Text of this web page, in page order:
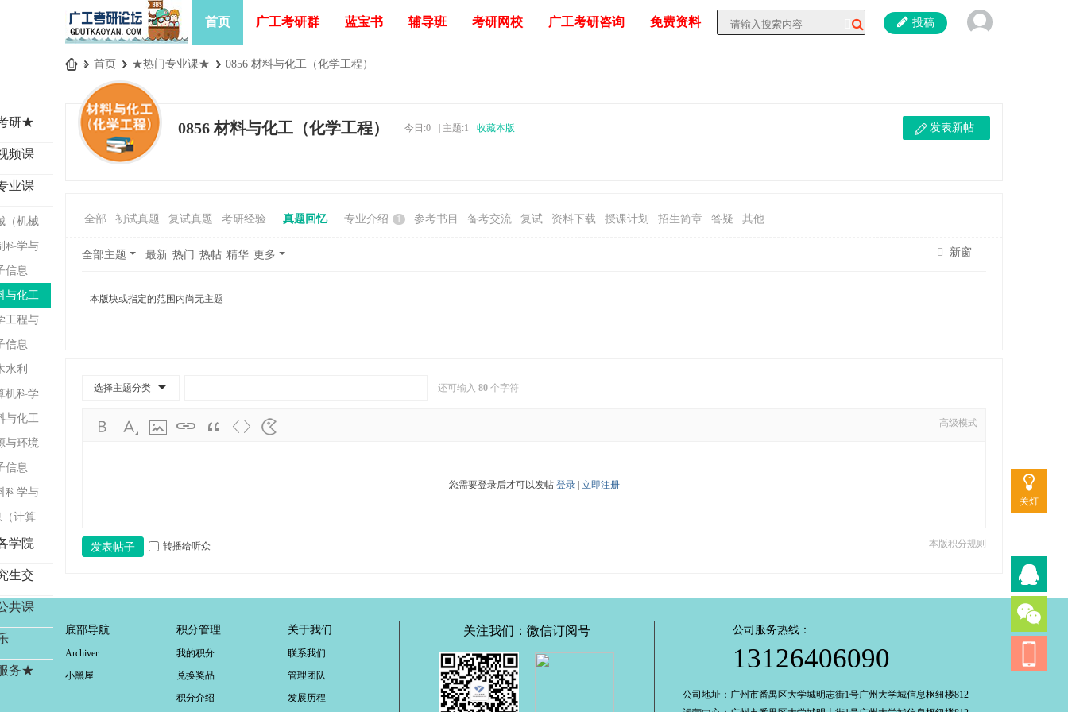
关灯
首页 广工考研群 蓝宝书 辅导班 考研网校 广工考研咨询 免费资料 投稿
» 首页 › ★热门专业课★ › 0856 材料与化工（化学工程）
研★
频课
业课
（机械
）科学与
信息
程）
与化工
程）
工程与
信息
与集
水利
木工
机科学
与化工
程）
与环境
程）
信息
电工
科学与
计算
件工
学院
生交
共课
务★
0856 材料与化工（化学工程） 今日:0 主题:1 收藏本版 发表新帖
全部 初试真题 复试真题 考研经验 真题回忆 专业介绍 1 参考书目 备考交流 复试 资料下载 授课计划 招生简章 答疑 其他
新窗
全部主题 最新 热门 热帖 精华 更多
本版块或指定的范围内尚无主题
选择主题分类 还可输入 80 个字符
高级模式
您需要登录后才可以发帖 登录| 立即注册
本版积分规则
发表帖子 转播给听众
底部导航
Archiver
小黑屋
积分管理
我的积分
兑换奖品
积分介绍
关于我们
联系我们
管理团队
发展历程
关注我们：微信订阅号 公司服务热线：
13126406090
公司地址：广州市番禺区大学城明志街1号广州大学城信息枢纽楼812